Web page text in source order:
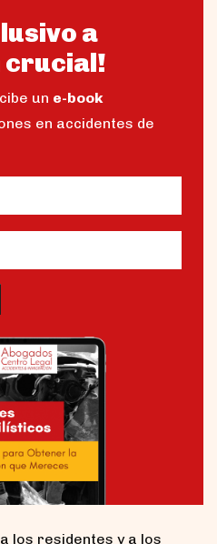
a
crucial!
un e-book
en accidentes de
los residentes y a los